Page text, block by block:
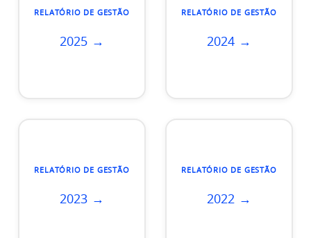
RELATÓRIO DE GESTÃO
2025 →
RELATÓRIO DE GESTÃO
2024 →
RELATÓRIO DE GESTÃO
2023 →
RELATÓRIO DE GESTÃO
2022 →